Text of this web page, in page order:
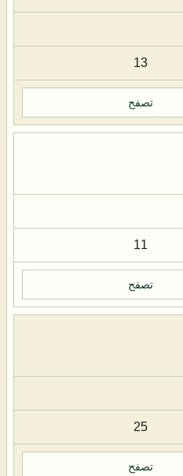
13
تصفح
11
تصفح
25
تصفح